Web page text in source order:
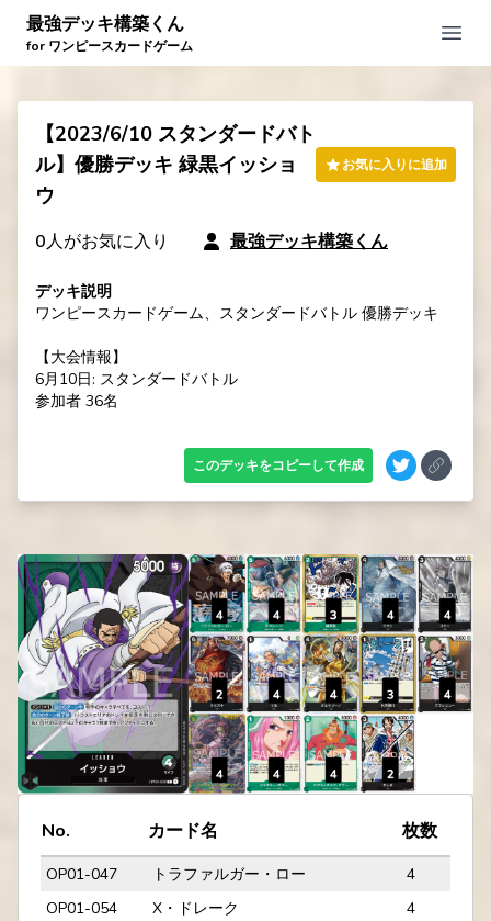
最強デッキ構築くん
for ワンピースカードゲーム
【2023/6/10 スタンダードバト
ル】優勝デッキ 緑黒イッショ
ウ
お気に入りに追加
0人がお気に入り 最強デッキ構築くん
デッキ説明
ワンピースカードゲーム、スタンダードバトル 優勝デッキ
【大会情報】
6月10日: スタンダードバトル
参加者 36名
このデッキをコピーして作成
No. カード名 枚数
OP01-047 トラファルガー・ロー
4
OP01-054
X・ドレーク
4